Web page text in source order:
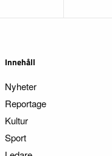
Innehåll
Nyheter
Reportage
Kultur
Sport